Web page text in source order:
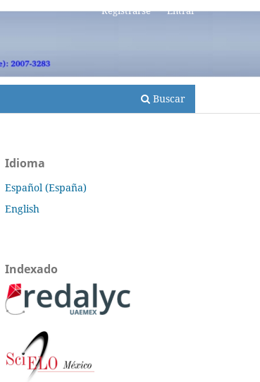
Buscar
Registrarse Entrar
Idioma
Español (España)
English
Indexado